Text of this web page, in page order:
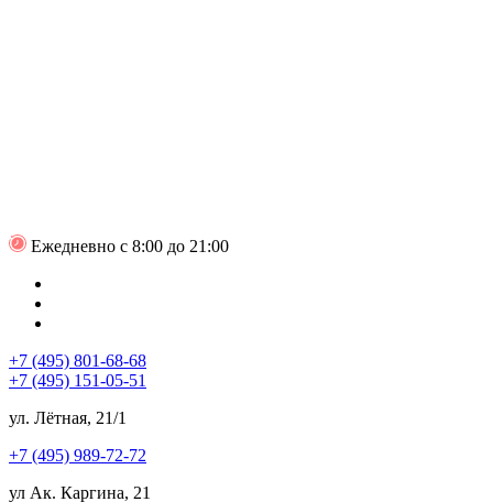
Ежедневно с 8:00 до 21:00
+7 (495) 801-68-68
+7 (495) 151-05-51
ул. Лётная, 21/1
+7 (495) 989-72-72
ул Ак. Каргина, 21